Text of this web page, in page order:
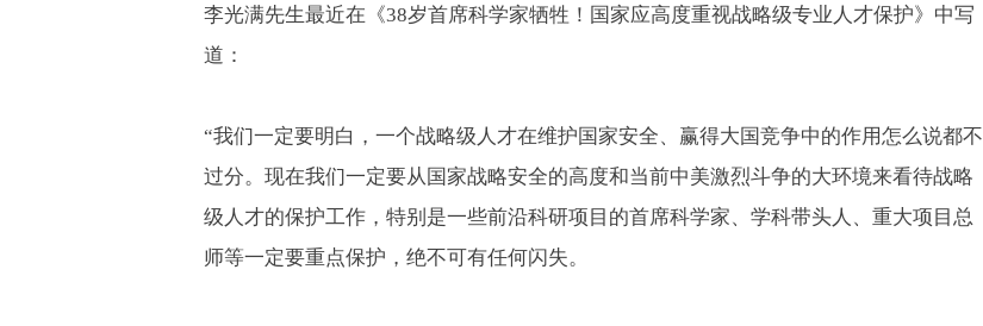
李光满先生最近在《38岁首席科学家牺牲！国家应高度重视战略级专业人才保护》中写
道：
“我们一定要明白，一个战略级人才在维护国家安全、赢得大国竞争中的作用怎么说都不
过分。现在我们一定要从国家战略安全的高度和当前中美激烈斗争的大环境来看待战略
级人才的保护工作，特别是一些前沿科研项目的首席科学家、学科带头人、重大项目总
师等一定要重点保护，绝不可有任何闪失。